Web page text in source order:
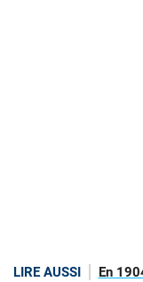
LIRE AUSSI
En